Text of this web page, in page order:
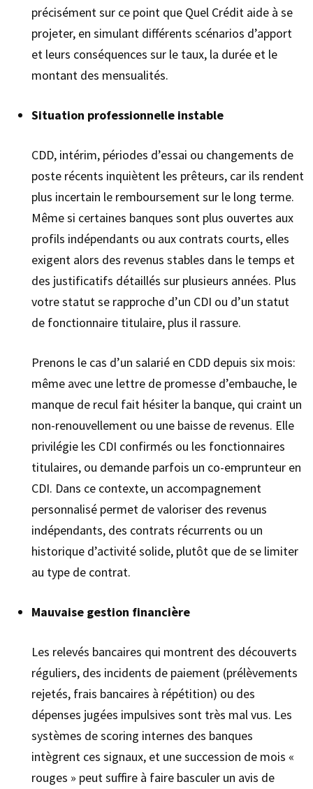
précisément sur ce point que Quel Crédit aide à se
projeter, en simulant différents scénarios d’apport
et leurs conséquences sur le taux, la durée et le
montant des mensualités.
Situation professionnelle instable
CDD, intérim, périodes d’essai ou changements de
poste récents inquiètent les prêteurs, car ils rendent
plus incertain le remboursement sur le long terme.
Même si certaines banques sont plus ouvertes aux
profils indépendants ou aux contrats courts, elles
exigent alors des revenus stables dans le temps et
des justificatifs détaillés sur plusieurs années. Plus
votre statut se rapproche d’un CDI ou d’un statut
de fonctionnaire titulaire, plus il rassure.
Prenons le cas d’un salarié en CDD depuis six mois:
même avec une lettre de promesse d’embauche, le
manque de recul fait hésiter la banque, qui craint un
non-renouvellement ou une baisse de revenus. Elle
privilégie les CDI confirmés ou les fonctionnaires
titulaires, ou demande parfois un co-emprunteur en
CDI. Dans ce contexte, un accompagnement
personnalisé permet de valoriser des revenus
indépendants, des contrats récurrents ou un
historique d’activité solide, plutôt que de se limiter
au type de contrat.
Mauvaise gestion financière
Les relevés bancaires qui montrent des découverts
réguliers, des incidents de paiement (prélèvements
rejetés, frais bancaires à répétition) ou des
dépenses jugées impulsives sont très mal vus. Les
systèmes de scoring internes des banques
intègrent ces signaux, et une succession de mois «
rouges » peut suffire à faire basculer un avis de